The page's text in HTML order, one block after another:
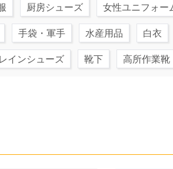
厨房シューズ 女性ユニフォー
手袋・軍手 水産用品 白衣
インシューズ 靴下 高所作業靴